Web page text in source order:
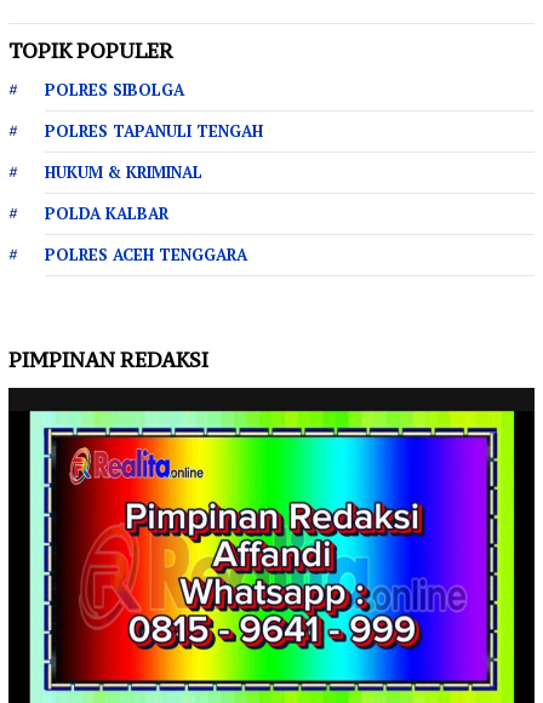
TOPIK POPULER
POLRES SIBOLGA
POLRES TAPANULI TENGAH
HUKUM & KRIMINAL
POLDA KALBAR
POLRES ACEH TENGGARA
PIMPINAN REDAKSI